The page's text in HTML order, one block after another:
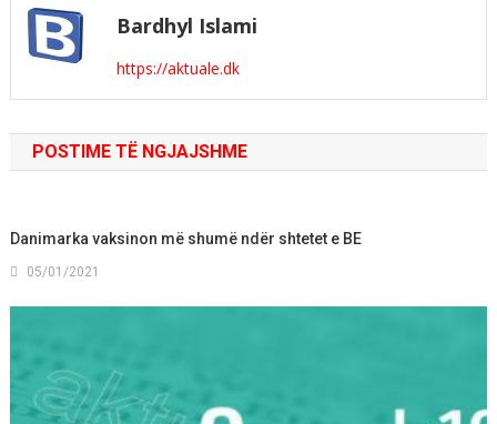
Bardhyl Islami
https://aktuale.dk
POSTIME TË NGJAJSHME
Danimarka vaksinon më shumë ndër shtetet e BE
05/01/2021